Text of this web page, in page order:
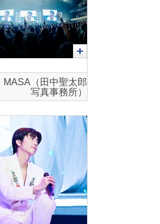
MASA（田中聖太郎
写真事務所）